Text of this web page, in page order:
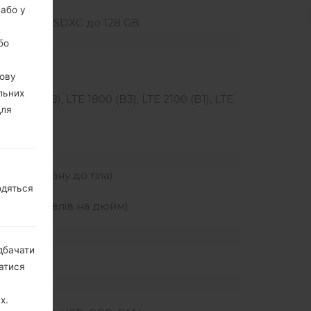
microSDXC до 128 GB
900 (B8), LTE 1800 (B3), LTE 2100 (B1), LTE
екрану до тіла)
пікселів на дюйм)
у